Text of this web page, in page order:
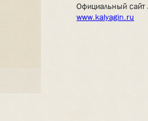
Официальный сайт
www.kalyagin.ru